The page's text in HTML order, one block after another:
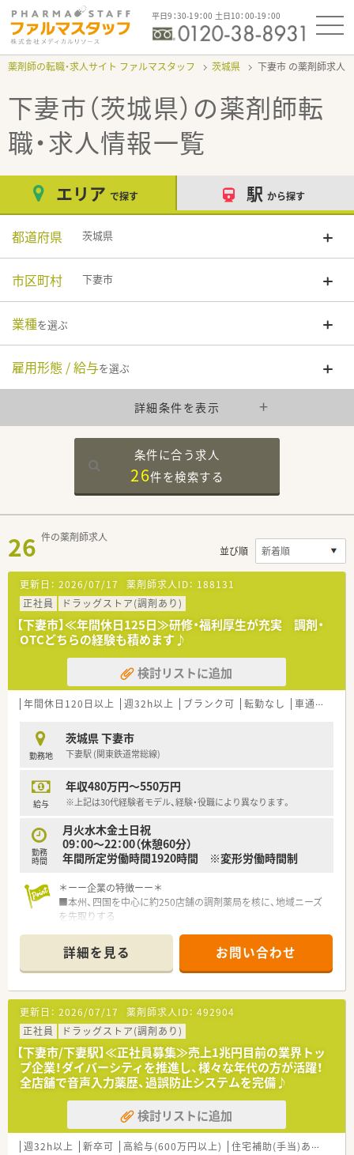
平日9：30-19：00 土日10：00-19：00
薬剤師の転職・求人サイト ファルマスタッフ 茨城県 下妻市
下妻市（茨城県） の薬剤師転
職・求人情報一覧
エリア で探す 駅 から探す
都道府県 茨城県
市区町村 下妻市
業種を選ぶ
雇用形態 / 給与を選ぶ
詳細条件を表示
条件に合う求人
26件を検索する
26 件の薬剤師求人
並び順
更新日： 2026/07/17 薬剤師求人ID： 188131
正社員
ドラッグストア(調剤あり)
【下妻市】≪年間休日125日≫研修・福利厚生が充実 調剤・
OTCどちらの経験も積めます♪
検討リストに追加
年間休日120日以上 週32h以上 ブランク可 転勤なし 車通勤可
勤務地
茨城県 下妻市
下妻駅 (関東鉄道常総線)
給与
年収480万円～550万円
※上記は30代経験者モデル、経験・役職により異なります。
勤務
時間
月火水木金土日祝
09：00～22：00（休憩60分）
年間所定労働時間1920時間 ※変形労働時間制
＊ーー企業の特徴ーー＊
■本州、四国を中心に約250店舗の調剤薬局を核に、地域ニーズ
を先取りする
■大手企業のため福利厚生が充実！
連続休暇が取得でき、プライベートも大切にご勤務できます♪
■全国転勤が可能な方は高年収も可能です！
■研修が充実しており未経験の方でも安心です♪
■国内の優良大学院の経営学修士課程（MBA）に人材を派遣。
MBA取得を目指す薬剤師もいます。
＊ーーこんな薬局ですーー＊
■主に面対応で、OTC販売にも携わることのできる環境です♪
■ショッピングセンター内に薬局があるため、休憩時や退勤後に
お買い物もできます♪
■車通勤も可能な薬局です！
＊ーースキルアップも可能♪ーー＊
■資格取得や通信教育の受講、定期購読、公開セミナーへの参加
詳細を見る お問い合わせ
更新日： 2026/07/17 薬剤師求人ID： 492904
正社員
ドラッグストア(調剤あり)
【下妻市/下妻駅】≪正社員募集≫売上1兆円目前の業界トッ
プ企業！ダイバーシティを推進し、様々な年代の方が活躍！
全店舗で音声入力薬歴、過誤防止システムを完備♪
検討リストに追加
週32h以上 新卒可 高給与(600万円以上) 住宅補助(手当)あり